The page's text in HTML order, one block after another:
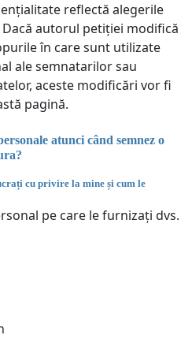
reflectă alegerile
autorul petiției modifică
în care sunt utilizate
ale semnatarilor sau
aceste modificări vor fi
pagină.
atunci când semnez o
cu privire la mine și cum le
pe care le furnizați dvs.